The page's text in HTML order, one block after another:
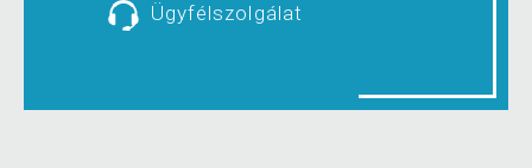
Ügyfélszolgálat